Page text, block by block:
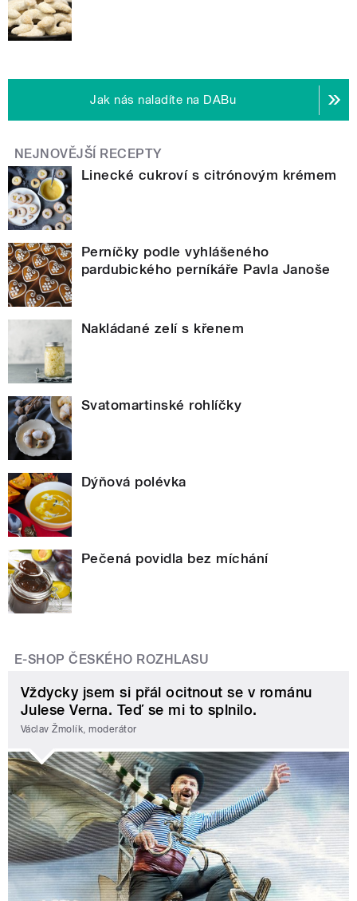
Jak nás naladíte na DABu
NEJNOVĚJŠÍ RECEPTY
Linecké cukroví s citrónovým krémem
Perníčky podle vyhlášeného
pardubického perníkáře Pavla Janoše
Nakládané zelí s křenem
Svatomartinské rohlíčky
Dýňová polévka
Pečená povidla bez míchání
E-SHOP ČESKÉHO ROZHLASU
Vždycky jsem si přál ocitnout se v románu
Julese Verna. Teď se mi to splnilo.
Václav Žmolík, moderátor